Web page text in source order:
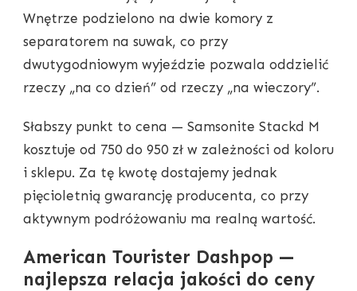
Wnętrze podzielono na dwie komory z
separatorem na suwak, co przy
dwutygodniowym wyjeździe pozwala oddzielić
rzeczy „na co dzień” od rzeczy „na wieczory”.
Słabszy punkt to cena — Samsonite Stackd M
kosztuje od 750 do 950 zł w zależności od koloru
i sklepu. Za tę kwotę dostajemy jednak
pięcioletnią gwarancję producenta, co przy
aktywnym podróżowaniu ma realną wartość.
American Tourister Dashpop —
najlepsza relacja jakości do ceny